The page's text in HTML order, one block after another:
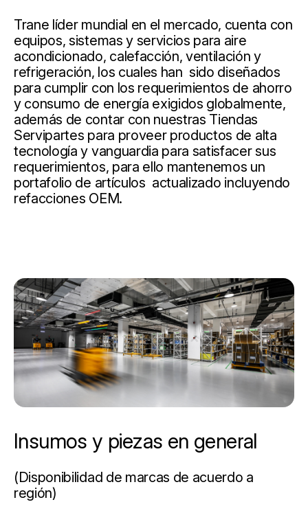
Trane líder mundial en el mercado, cuenta con
equipos, sistemas y servicios para aire
acondicionado, calefacción, ventilación y
refrigeración, los cuales han sido diseñados
para cumplir con los requerimientos de ahorro
y consumo de energía exigidos globalmente,
además de contar con nuestras Tiendas
Servipartes para proveer productos de alta
tecnología y vanguardia para satisfacer sus
requerimientos, para ello mantenemos un
portafolio de artículos actualizado incluyendo
refacciones OEM.
Insumos y piezas en general
(Disponibilidad de marcas de acuerdo a
región)